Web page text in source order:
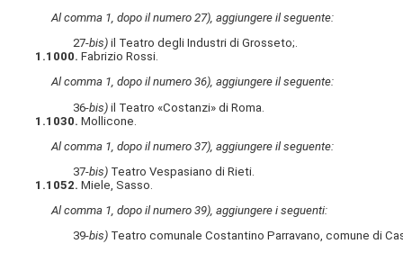
Al comma 1, dopo il numero 27), aggiungere il seguente:
27-bis) il Teatro degli Industri di Grosseto;.
1.1000. Fabrizio Rossi.
Al comma 1, dopo il numero 36), aggiungere il seguente:
36-bis) il Teatro «Costanzi» di Roma.
1.1030. Mollicone.
Al comma 1, dopo il numero 37), aggiungere il seguente:
37-bis) Teatro Vespasiano di Rieti.
1.1052. Miele, Sasso.
Al comma 1, dopo il numero 39), aggiungere i seguenti:
39-bis) Teatro comunale Costantino Parravano, comune di